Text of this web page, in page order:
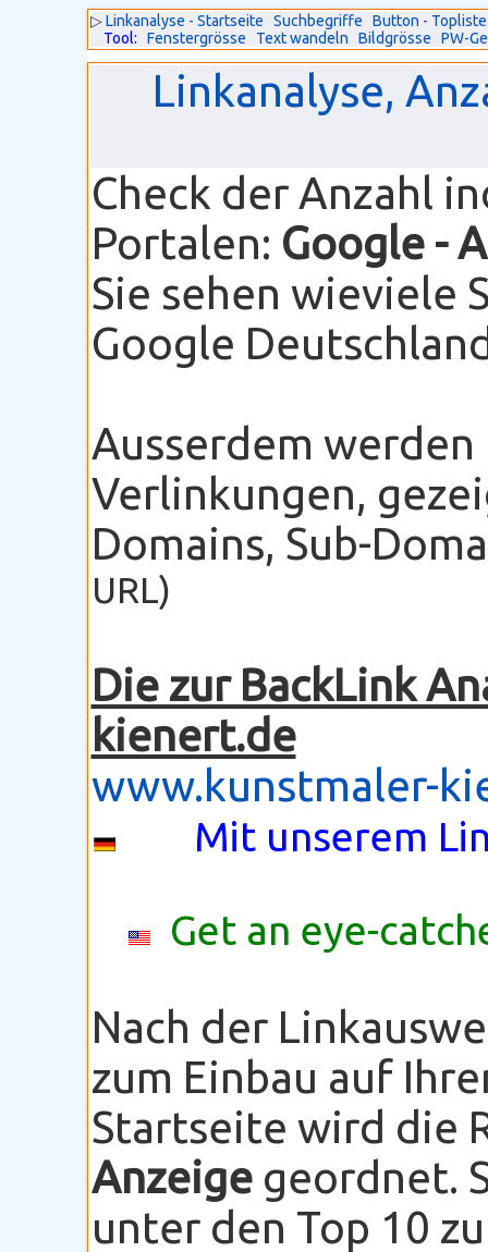
▷Linkanalyse - Startseite Suchbegriffe
Button - Topliste
Tool:
Fenstergrösse Text wandeln Bildgrösse PW-
Linkanalyse,
Check der Anzahl
Portalen: Google -
Sie sehen wieviele
Google
Ausserdem
Verlinkungen,
Domains, Sub-
URL)
Die zur BackLink
kienert.de
www.kunstmaler-
Mit unserem
Get an eye-
Nach der
zum Einbau auf
Startseite wird die
Anzeigegeordnet.
unter den Top 10